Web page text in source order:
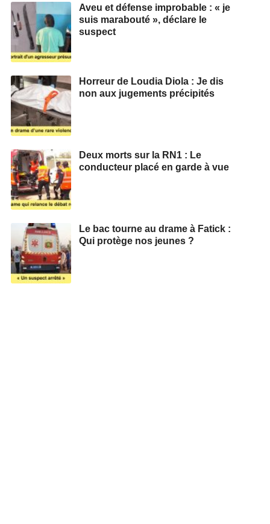
Aveu et défense improbable : « je
suis marabouté », déclare le
suspect
Horreur de Loudia Diola : Je dis
non aux jugements précipités
Deux morts sur la RN1 : Le
conducteur placé en garde à vue
Le bac tourne au drame à Fatick :
Qui protège nos jeunes ?